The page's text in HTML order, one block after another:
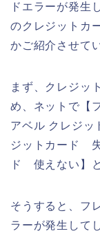
ドエラーが発生
のクレジットカ
かご紹介させて
まず、クレジッ
め、ネットで【
アベル クレジ
ジットカード
ド 使えない】
そうすると、フ
ラーが発生して